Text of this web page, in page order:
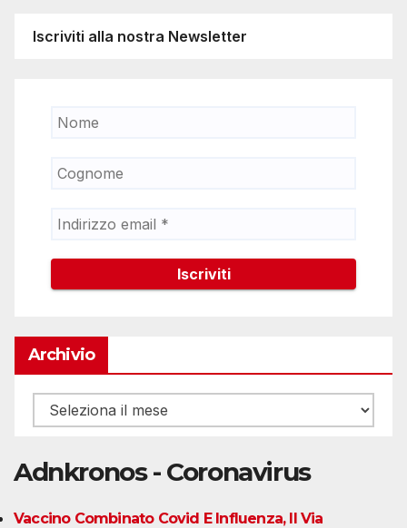
Iscriviti alla nostra Newsletter
Archivio
Archivio
Adnkronos - Coronavirus
Vaccino Combinato Covid E Influenza, Il Via